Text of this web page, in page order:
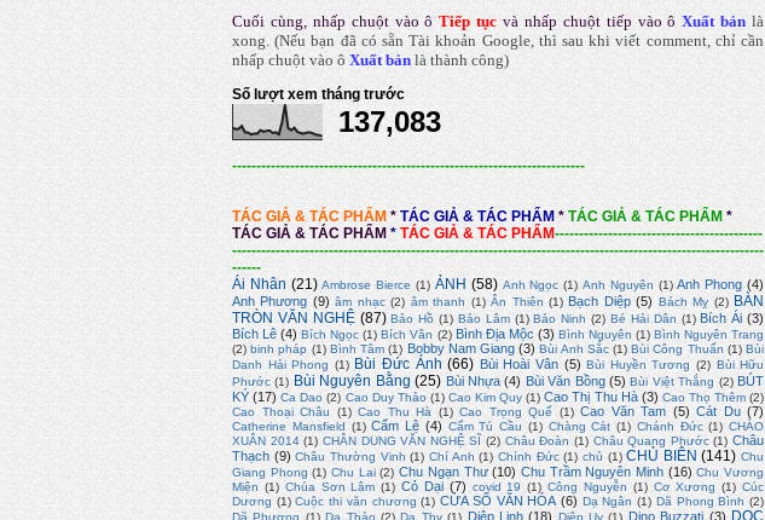
Cuối cùng, nhấp chuột vào ô Tiếp tục và nhấp chuột tiếp vào ôXuất bản là
xong.(Nếu bạn đã có sẵn Tài khoản Google, thì sau khi viết comment, chỉ cần
nhấp chuột vào ô Xuất bảnlà thành công)
Số lượt xem tháng trước
137,083
-------------------------------------------------------------------------
TÁC GIẢ & TÁC PHẨM * TÁC GIẢ & TÁC PHẨM * TÁC GIẢ & TÁC PHẨM *
TÁC GIẢ & TÁC PHẨM * TÁC GIẢ & TÁC PHẨM-------------------------------------------
--------------------------------------------------------------------------------------------------------------
------
Ái Nhân (21) Ambrose Bierce (1) ẢNH (58) Anh Ngọc (1) Anh Nguyên (1) Anh Phong (4)
Anh Phương (9) âm nhạc (2) âm thanh (1) Ân Thiên (1) Bạch Diệp (5) Bách Mỵ (2) BÀN
TRÒN VĂN NGHỆ (87) Bảo Hồ (1) Bảo Lâm (1) Bảo Ninh (2) Bé Hải Dân (1) Bích Ái (3)
Bích Lê (4) Bích Ngọc (1) Bích Vân (2) Bình Địa Mộc (3) Bình Nguyên (1) Bình Nguyên Trang
(2) binh pháp (1) Bình Tâm (1) Bobby Nam Giang (3) Bùi Anh Sắc (1) Bùi Công Thuấn (1) Bùi
Danh Hải Phong (1) Bùi Đức Ánh (66) Bùi Hoài Vân (5) Bùi Huyền Tương (2) Bùi Hữu
Phước (1) Bùi Nguyên Bằng (25) Bùi Nhựa (4) Bùi Văn Bồng (5) Bùi Việt Thắng (2) BÚT
KÝ (17) Ca Dao (2) Cao Duy Thảo (1) Cao Kim Quy (1) Cao Thị Thu Hà (3) Cao Thọ Thêm (2)
Cao Thoại Châu
(1) Cao Thu Hà (1) Cao Trọng Quế (1) Cao Văn Tam (5) Cát Du (7)
Catherine Mansfield (1) Cẩm Lệ (4) Cẩm Tú Cầu (1) Chàng Cát (1) Chánh Đức (1) CHÀO
XUÂN 2014 (1) CHÂN DUNG VĂN NGHỆ SĨ (2) Châu Đoàn (1) Châu Quang Phước (1) Châu
Thạch (9) Châu Thường Vinh (1) Chí Anh (1) Chính Đức (1) chủ (1) CHỦ BIÊN (141) Chu
Giang Phong (1) Chu Lai (2) Chu Ngạn Thư (10) Chu Trầm Nguyên Minh (16) Chu Vương
Miện (1) Chúa Sơn Lâm (1) Cỏ Dại (7) covid 19 (1) Công Nguyễn (1) Cơ Xương (1) Cúc
Dương (1) Cuộc thi văn chương (1) CỬA SỔ VĂN HÓA (6) Dạ Ngân (1) Dã Phong Bình (2)
Diệp Linh (18) Dino Buzzati (3)